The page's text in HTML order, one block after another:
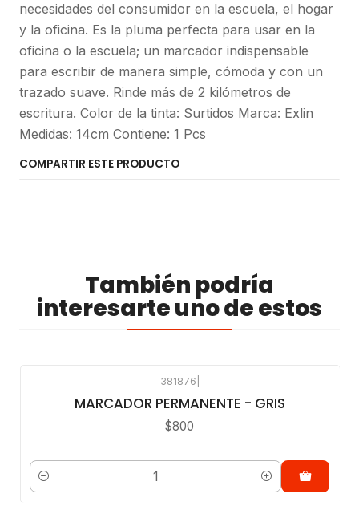
necesidades del consumidor en la escuela, el hogar
y la oficina. Es la pluma perfecta para usar en la
oficina o la escuela; un marcador indispensable
para escribir de manera simple, cómoda y con un
trazado suave. Rinde más de 2 kilómetros de
escritura. Color de la tinta: Surtidos Marca: Exlin
Medidas: 14cm Contiene: 1 Pcs
COMPARTIR ESTE PRODUCTO
También podría
interesarte uno de estos
381876
MARCADOR PERMANENTE - GRIS
$800
Cantidad